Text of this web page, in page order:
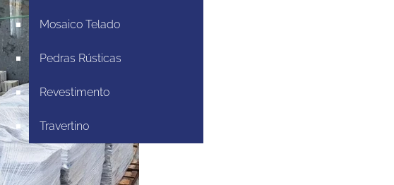
Mosaico Telado
Pedras Rústicas
Revestimento
Travertino